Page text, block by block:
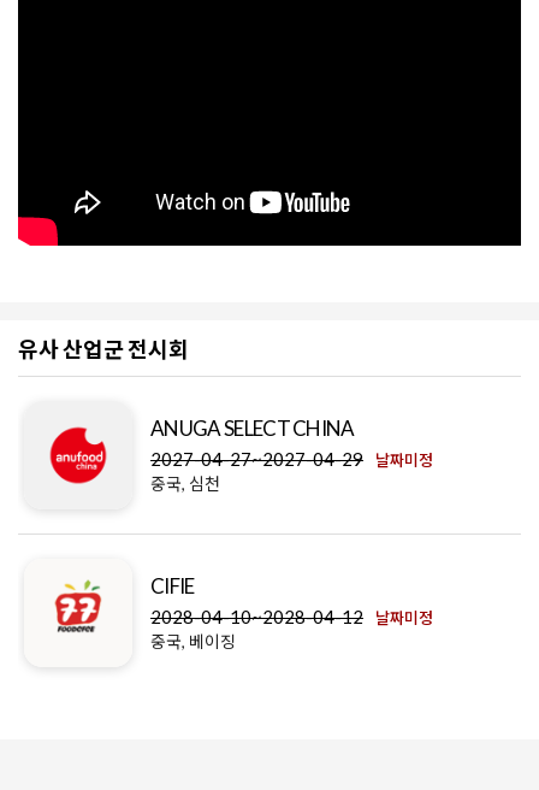
유사 산업군 전시회
ANUGA SELECT CHINA
2027-04-27~2027-04-29 날짜미정
중국, 심천
CIFIE
2028-04-10~2028-04-12 날짜미정
중국, 베이징